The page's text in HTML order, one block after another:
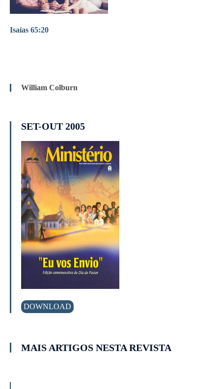
Isaías 65:20
William Colburn
SET-OUT 2005
DOWNLOAD
MAIS ARTIGOS NESTA REVISTA